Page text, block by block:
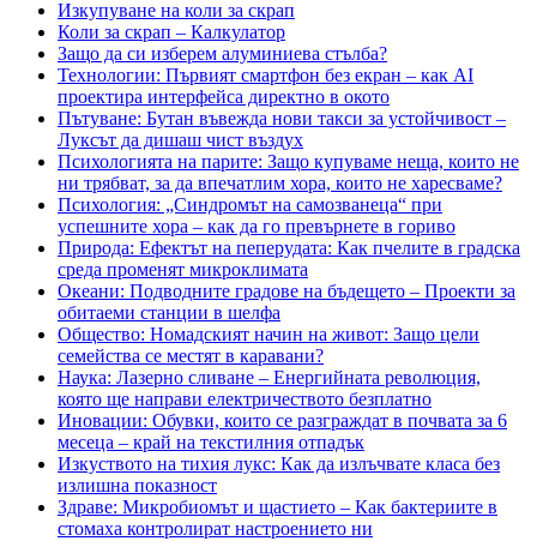
избор
на
единични
легла.
На
какво
да
обърнем
специално
внимание?
Изкупуване на коли за скрап
Коли за скрап – Калкулатор
Защо да си изберем алуминиева стълба?
Технологии: Първият смартфон без екран – как AI
проектира интерфейса директно в окото
Пътуване: Бутан въвежда нови такси за устойчивост –
Луксът да дишаш чист въздух
Психологията на парите: Защо купуваме неща, които не
ни трябват, за да впечатлим хора, които не харесваме?
Психология: „Синдромът на самозванеца“ при
успешните хора – как да го превърнете в гориво
Природа: Ефектът на пеперудата: Как пчелите в градска
среда променят микроклимата
Океани: Подводните градове на бъдещето – Проекти за
обитаеми станции в шелфа
Общество: Номадският начин на живот: Защо цели
семейства се местят в каравани?
Наука: Лазерно сливане – Енергийната революция,
която ще направи електричеството безплатно
Иновации: Обувки, които се разграждат в почвата за 6
месеца – край на текстилния отпадък
Изкуството на тихия лукс: Как да излъчвате класа без
излишна показност
Здраве: Микробиомът и щастието – Как бактериите в
стомаха контролират настроението ни